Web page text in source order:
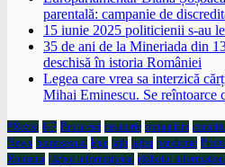
parentală: campanie de
15 iunie 2025 politicienii s-au
35 de ani de la Mineriada din
deschisă în istoria României
Legea care vrea sa interzică
Mihai Eminescu. Se reîntoarce
#Rezist 6-7 Bucuresti casatorie comunism
News homosexual lege lgtb lgtbq pandemie
Romania război informaţional războiul